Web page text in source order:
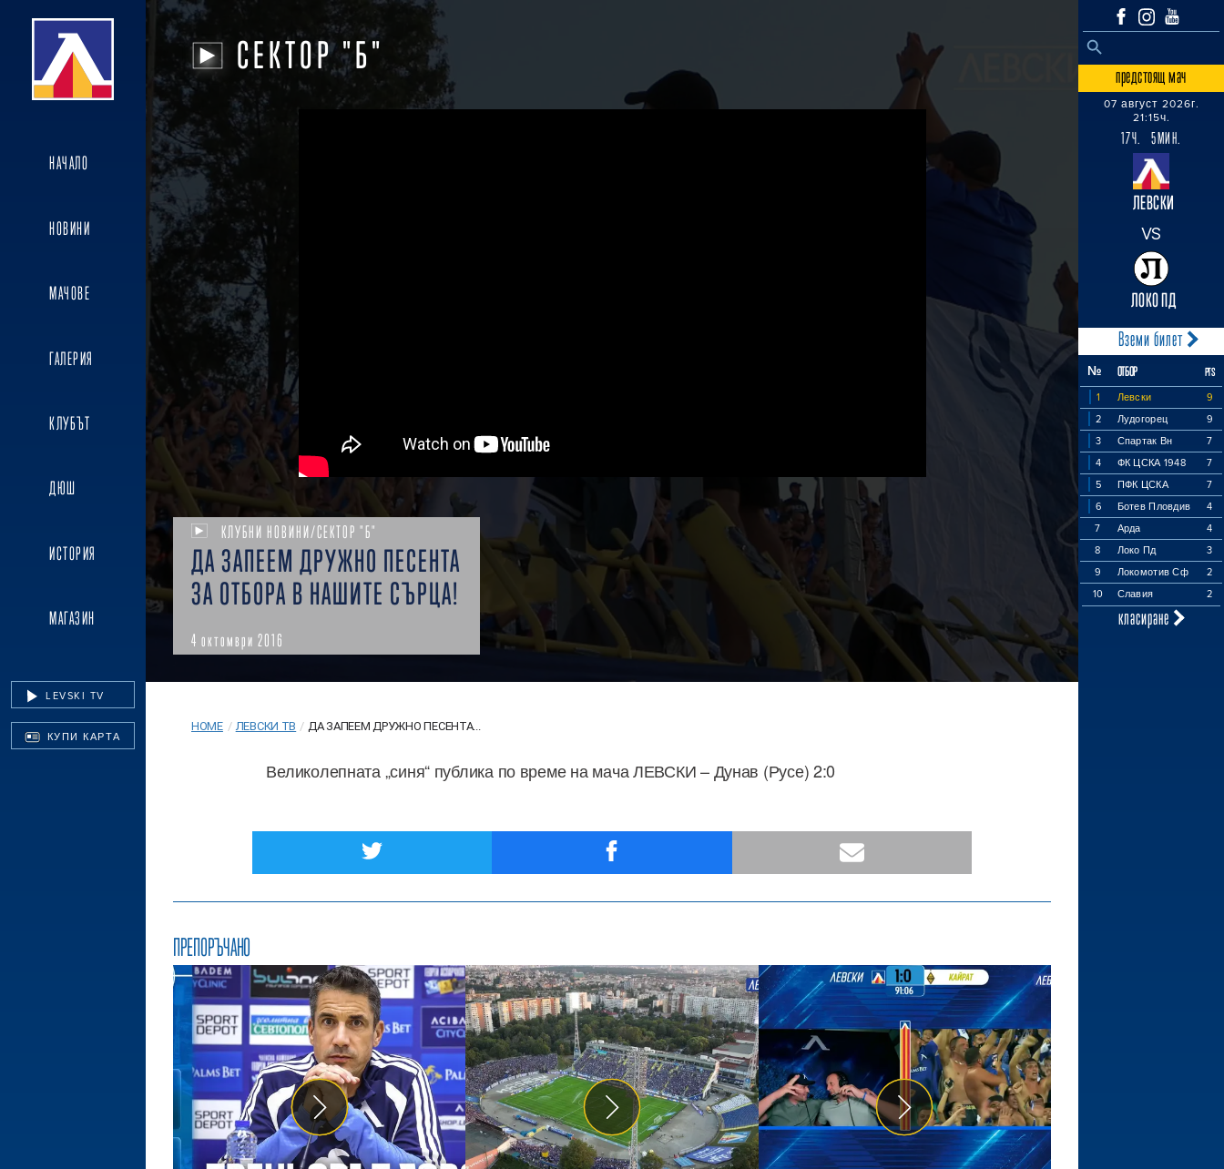
НАЧАЛО
НОВИНИ
МАЧОВЕ
ГАЛЕРИЯ
КЛУБЪТ
ДЮШ
ИСТОРИЯ
МАГАЗИН
LEVSKI TV
КУПИ КАРТА
Search
SEARCH BUTTON
предстоящ мач
07 август 2026г.
21:15ч.
17Ч. 5МИН.
ЛЕВСКИ
VS
ЛОКО ПД
Вземи билет
№ ОТБОР PTS
1 Левски
9
2
Лудогорец
9
3
Спартак Вн
7
4
ФК ЦСКА 1948
7
5
ПФК ЦСКА
7
6
Ботев Пловдив
4
7
Арда
4
8
Локо Пд
3
9
Локомотив Сф
2
10
Славия 2
класиране
СЕКТОР "Б"
КЛУБНИ НОВИНИ/СЕКТОР "Б"
ДА ЗАПЕЕМ ДРУЖНО ПЕСЕНТА
ЗА ОТБОРА В НАШИТЕ СЪРЦА!
4 октомври 2016
HOME / ЛЕВСКИ ТВ / ДА ЗАПЕЕМ ДРУЖНО ПЕСЕНТА...
Великолепната „синя“ публика по време на мача ЛЕВСКИ – Дунав (Русе) 2:0
ПРЕПОРЪЧАНО